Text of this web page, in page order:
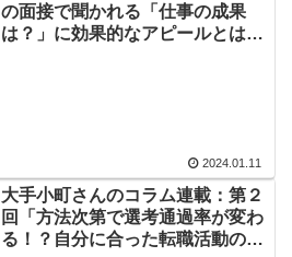
の面接で聞かれる「仕事の成果
は？」に効果的なアピールとは』
2024.01.11
大手小町さんのコラム連載：第２
回「方法次第で選考通過率が変わ
る！？自分に合った転職活動の見